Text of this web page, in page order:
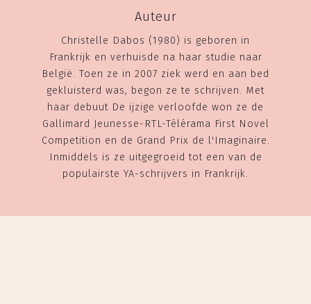
Auteur
Christelle Dabos (1980) is geboren in
Frankrijk en verhuisde na haar studie naar
België. Toen ze in 2007 ziek werd en aan bed
gekluisterd was, begon ze te schrijven. Met
haar debuut De ijzige verloofde won ze de
Gallimard Jeunesse-RTL-Télérama First Novel
Competition en de Grand Prix de l'Imaginaire.
Inmiddels is ze uitgegroeid tot een van de
populairste YA-schrijvers in Frankrijk.